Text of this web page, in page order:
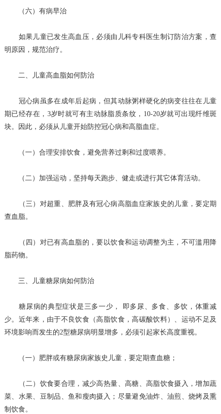
（六）有病早治
如果儿童已发生高血压，必须由儿科专科医生制订防治方案，查
明原因，规范治疗。
二、儿童高血脂如何防治
冠心病虽多在成年后起病，但其动脉粥样硬化的病变往往在儿童
期已经存在，3岁时就可有主动脉脂质条纹，10-20岁就可出现纤维斑
块。因此，必须从儿童开始防控冠心病和高脂血症。
（一）合理安排饮食，避免营养过剩和过度喂养。
（二）加强运动，坚持每天跑步、健走或进行其它体育活动。
（三）对超重、肥胖及有冠心病高脂血症家族史的儿童，要定期
查血脂。
（四）对已有高血脂的，要以饮食和运动调整为主，不可滥用降
脂药物。
三、儿童糖尿病如何防治
糖尿病的典型症状是三多一少， 即多尿、多食、多饮，体重减
少。近年来，由于不良饮食（高脂饮食，高碳酸饮料）、运动不足及
环境影响而发生的2型糖尿病明显增多，必须引起家长高度重视。
（一）肥胖或有糖尿病家族史儿童，要定期查血糖；
（二）饮食要合理，减少高热量、高糖、高脂饮食摄入，增加蔬
菜、水果、豆制品、鱼和瘦肉摄入；尽量避免油炸、油煎、烧烤及熏
制饮食。